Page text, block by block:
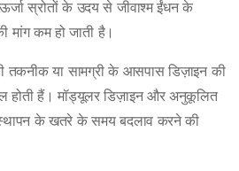
स्रोतों के उदय से जीवाश्म ईंधन के
मांग कम हो जाती है।
तकनीक या सामग्री के आसपास डिज़ाइन की
होती हैं। मॉड्यूलर डिज़ाइन और अनुकूलित
के खतरे के समय बदलाव करने की